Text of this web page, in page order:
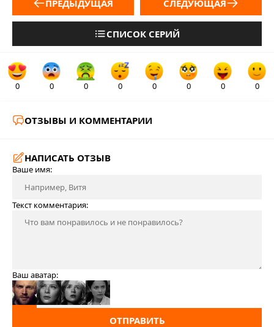
ПРЕДЫДУЩАЯ
СПИСОК СЕРИЙ
СЛЕДУЮЩАЯ
0 0 0 0 0 0 0 0
ОТЗЫВЫ И КОММЕНТАРИИ
НАПИСАТЬ ОТЗЫВ
Ваше имя:
Текст комментария:
Ваш аватар:
ОТПРАВИТЬ